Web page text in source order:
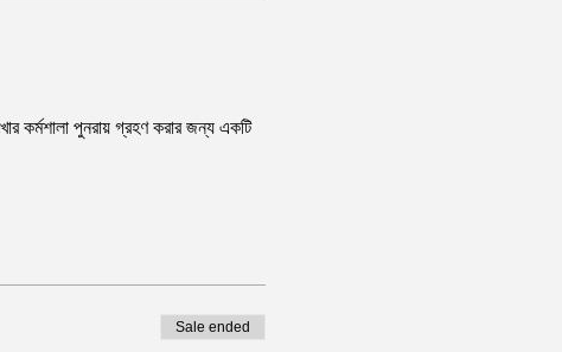
কর্মশালা পুনরায় গ্রহণ করার জন্য একটি
Sale ended